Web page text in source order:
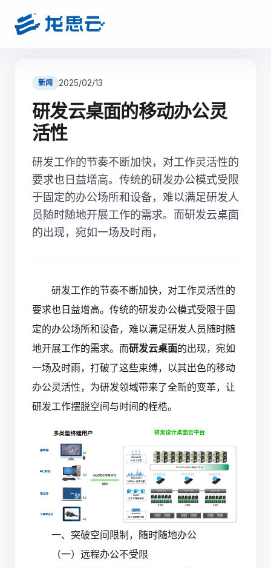
新闻 2025/02/13
研发云桌面的移动办公灵
活性
研发工作的节奏不断加快，对工作灵活性的
要求也日益增高。传统的研发办公模式受限
于固定的办公场所和设备，难以满足研发人
员随时随地开展工作的需求。而研发云桌面
的出现，宛如一场及时雨，
研发工作的节奏不断加快，对工作灵活性的
要求也日益增高。传统的研发办公模式受限于固
定的办公场所和设备，难以满足研发人员随时随
地开展工作的需求。而研发云桌面的出现，宛如
一场及时雨，打破了这些束缚，以其出色的移动
办公灵活性，为研发领域带来了全新的变革，让
研发工作摆脱空间与时间的桎梏。
一、突破空间限制，随时随地办公
（一）远程办公不受限